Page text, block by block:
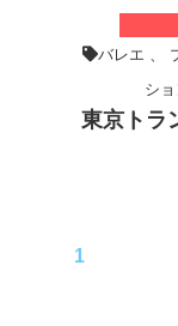
バレエ
ショ
東京トラ
投
稿1